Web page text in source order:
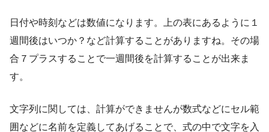
日付や時刻などは数値になります。上の表にあるように１
週間後はいつか？など計算することがありますね。その場
合７プラスすることで一週間後を計算することが出来ま
す。
文字列に関しては、計算ができませんが数式などにセル範
囲などに名前を定義してあげることで、式の中で文字を入